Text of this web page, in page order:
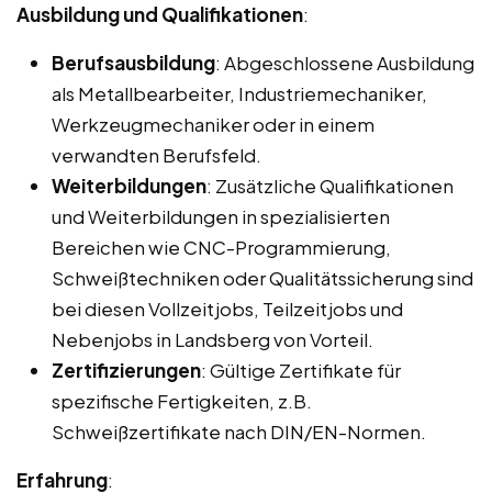
Ausbildung und Qualifikationen:
Berufsausbildung: Abgeschlossene Ausbildung
als Metallbearbeiter, Industriemechaniker,
Werkzeugmechaniker oder in einem
verwandten Berufsfeld.
Weiterbildungen: Zusätzliche Qualifikationen
und Weiterbildungen in spezialisierten
Bereichen wie CNC-Programmierung,
Schweißtechniken oder Qualitätssicherung sind
bei diesen Vollzeitjobs, Teilzeitjobs und
Nebenjobs in Landsberg von Vorteil.
Zertifizierungen: Gültige Zertifikate für
spezifische Fertigkeiten, z.B.
Schweißzertifikate nach DIN/EN-Normen.
Erfahrung: